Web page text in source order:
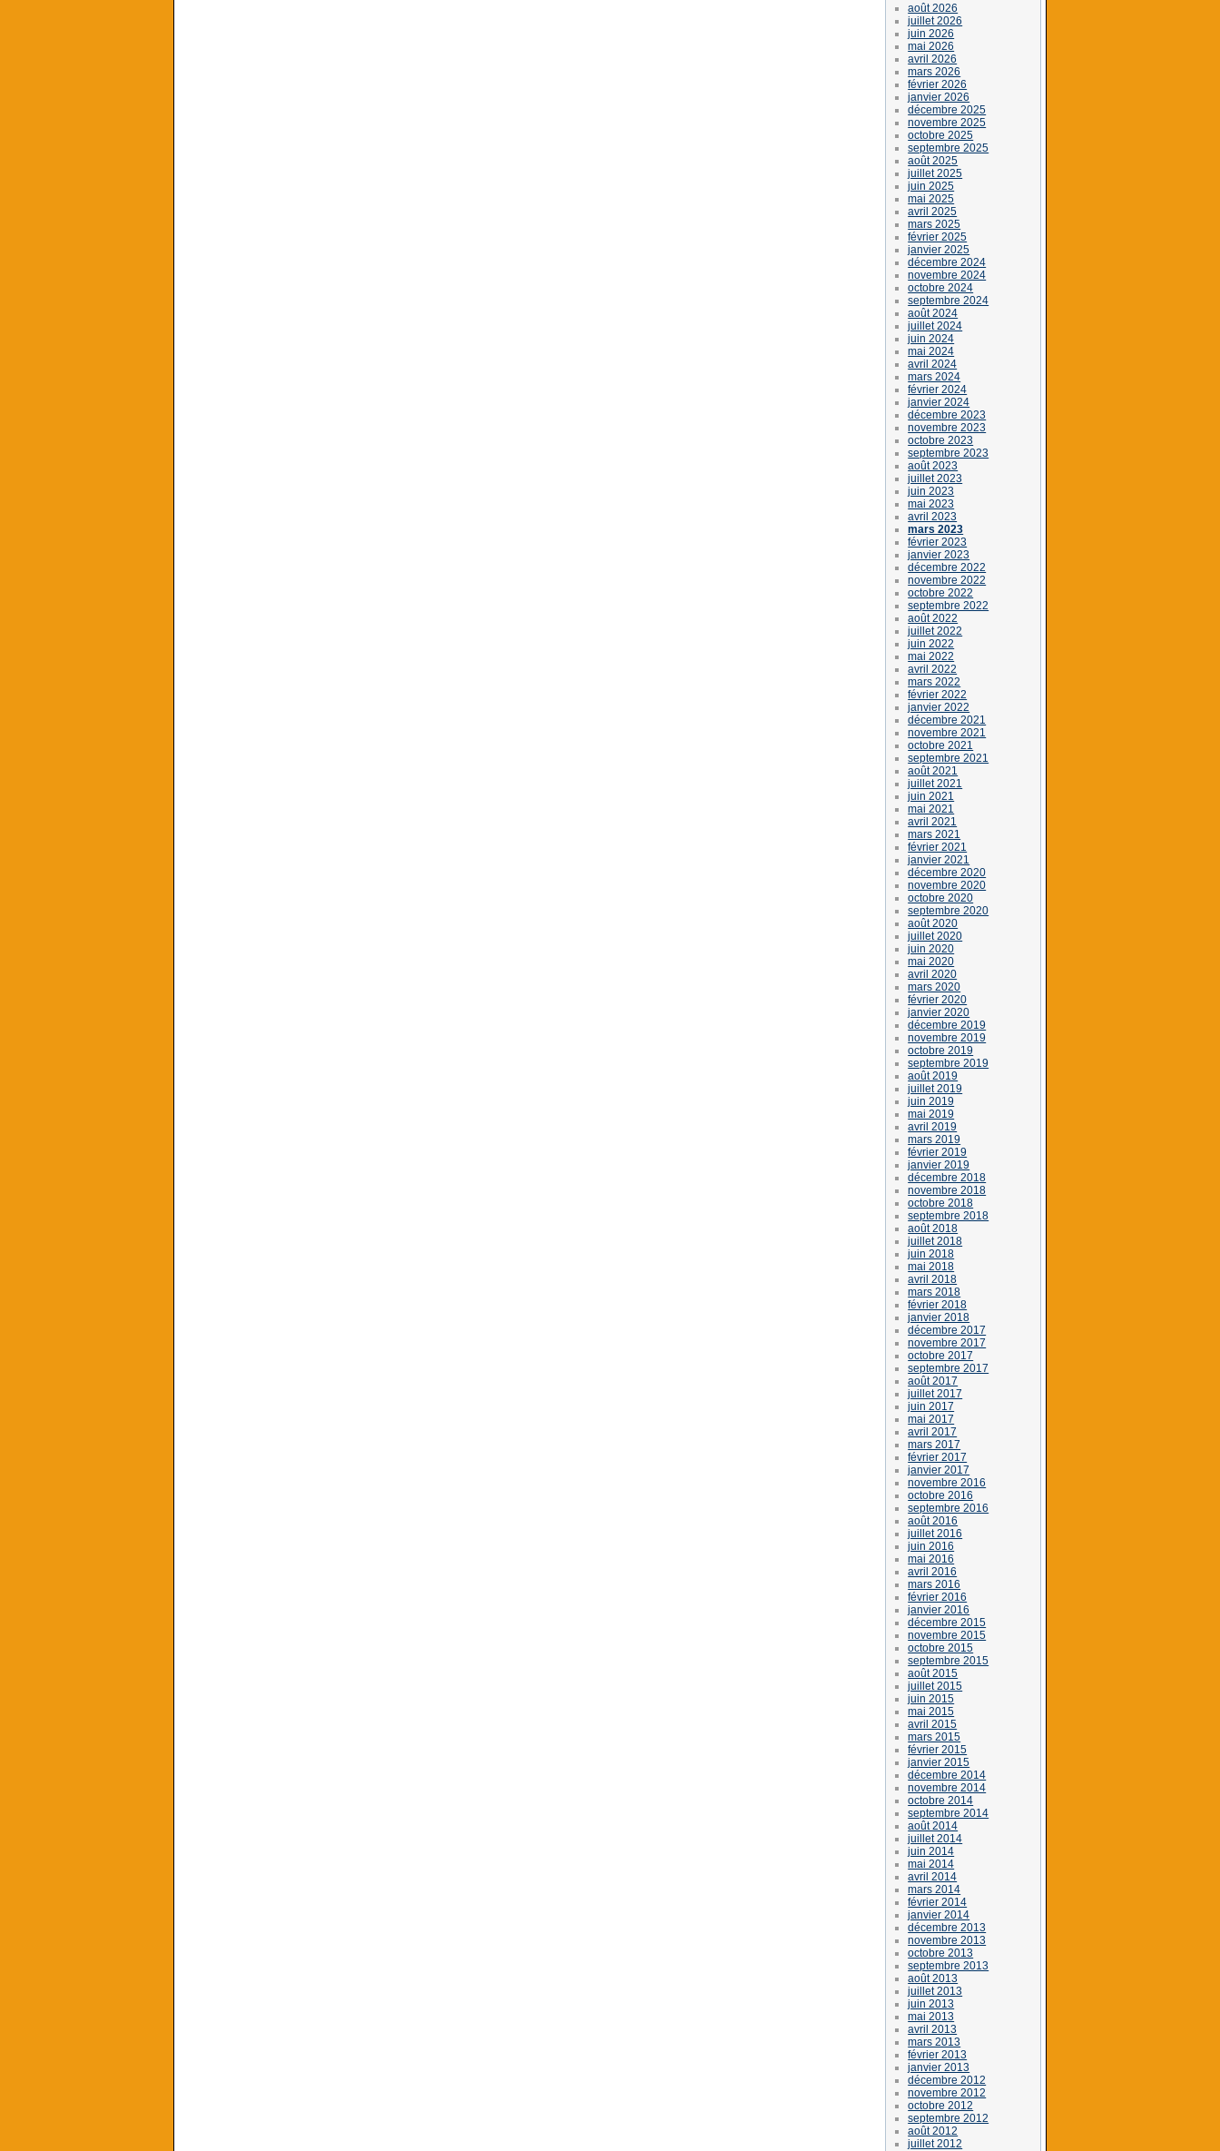
août 2026
juillet 2026
juin 2026
mai 2026
avril 2026
mars 2026
février 2026
janvier 2026
décembre 2025
novembre 2025
octobre 2025
septembre 2025
août 2025
juillet 2025
juin 2025
mai 2025
avril 2025
mars 2025
février 2025
janvier 2025
décembre 2024
novembre 2024
octobre 2024
septembre 2024
août 2024
juillet 2024
juin 2024
mai 2024
avril 2024
mars 2024
février 2024
janvier 2024
décembre 2023
novembre 2023
octobre 2023
septembre 2023
août 2023
juillet 2023
juin 2023
mai 2023
avril 2023
mars 2023
février 2023
janvier 2023
décembre 2022
novembre 2022
octobre 2022
septembre 2022
août 2022
juillet 2022
juin 2022
mai 2022
avril 2022
mars 2022
février 2022
janvier 2022
décembre 2021
novembre 2021
octobre 2021
septembre 2021
août 2021
juillet 2021
juin 2021
mai 2021
avril 2021
mars 2021
février 2021
janvier 2021
décembre 2020
novembre 2020
octobre 2020
septembre 2020
août 2020
juillet 2020
juin 2020
mai 2020
avril 2020
mars 2020
février 2020
janvier 2020
décembre 2019
novembre 2019
octobre 2019
septembre 2019
août 2019
juillet 2019
juin 2019
mai 2019
avril 2019
mars 2019
février 2019
janvier 2019
décembre 2018
novembre 2018
octobre 2018
septembre 2018
août 2018
juillet 2018
juin 2018
mai 2018
avril 2018
mars 2018
février 2018
janvier 2018
décembre 2017
novembre 2017
octobre 2017
septembre 2017
août 2017
juillet 2017
juin 2017
mai 2017
avril 2017
mars 2017
février 2017
janvier 2017
novembre 2016
octobre 2016
septembre 2016
août 2016
juillet 2016
juin 2016
mai 2016
avril 2016
mars 2016
février 2016
janvier 2016
décembre 2015
novembre 2015
octobre 2015
septembre 2015
août 2015
juillet 2015
juin 2015
mai 2015
avril 2015
mars 2015
février 2015
janvier 2015
décembre 2014
novembre 2014
octobre 2014
septembre 2014
août 2014
juillet 2014
juin 2014
mai 2014
avril 2014
mars 2014
février 2014
janvier 2014
décembre 2013
novembre 2013
octobre 2013
septembre 2013
août 2013
juillet 2013
juin 2013
mai 2013
avril 2013
mars 2013
février 2013
janvier 2013
décembre 2012
novembre 2012
octobre 2012
septembre 2012
août 2012
juillet 2012